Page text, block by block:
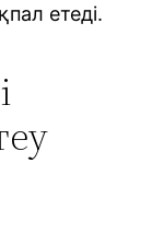
етеді.